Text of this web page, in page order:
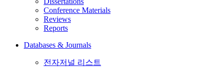
Conference Materials
Reviews
Reports
Databases & Journals
전자저널 리스트